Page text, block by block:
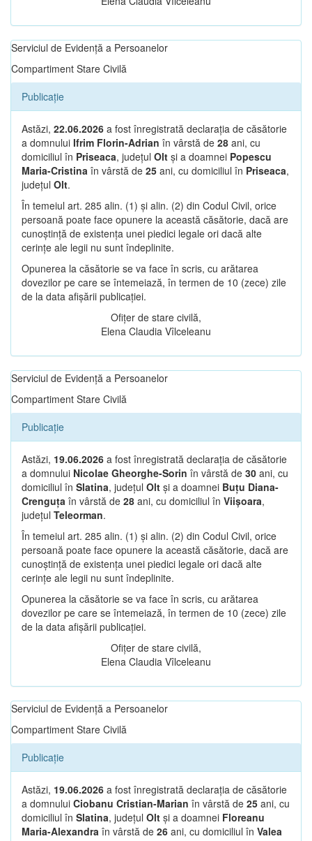
Serviciul de Evidență a Persoanelor
Compartiment Stare Civilă
Publicație
Astăzi, 22.06.2026 a fost înregistrată declarația de căsătorie
a domnului Ifrim Florin-Adrian în vârstă de 28 ani, cu
domiciliul în Priseaca, județul Olt și a doamnei Popescu
Maria-Cristina în vârstă de 25 ani, cu domiciliul în Priseaca,
județul Olt.
În temeiul art. 285 alin. (1) și alin. (2) din Codul Civil, orice
persoană poate face opunere la această căsătorie, dacă are
cunoștință de existența unei piedici legale ori dacă alte
cerințe ale legii nu sunt îndeplinite.
Opunerea la căsătorie se va face în scris, cu arătarea
dovezilor pe care se întemeiază, în termen de 10 (zece) zile
de la data afișării publicației.
Ofițer de stare civilă,
Elena Claudia Vîlceleanu
Serviciul de Evidență a Persoanelor
Compartiment Stare Civilă
Publicație
Astăzi, 19.06.2026 a fost înregistrată declarația de căsătorie
a domnului Nicolae Gheorghe-Sorin în vârstă de 30 ani, cu
domiciliul în Slatina, județul Olt și a doamnei Buțu Diana-
Crenguța în vârstă de 28 ani, cu domiciliul în Viișoara,
județul Teleorman.
În temeiul art. 285 alin. (1) și alin. (2) din Codul Civil, orice
persoană poate face opunere la această căsătorie, dacă are
cunoștință de existența unei piedici legale ori dacă alte
cerințe ale legii nu sunt îndeplinite.
Opunerea la căsătorie se va face în scris, cu arătarea
dovezilor pe care se întemeiază, în termen de 10 (zece) zile
de la data afișării publicației.
Ofițer de stare civilă,
Elena Claudia Vîlceleanu
Serviciul de Evidență a Persoanelor
Compartiment Stare Civilă
Publicație
Astăzi, 19.06.2026 a fost înregistrată declarația de căsătorie
a domnului Ciobanu Cristian-Marian în vârstă de 25 ani, cu
domiciliul în Slatina, județul Olt și a doamnei Floreanu
Maria-Alexandra în vârstă de 26 ani, cu domiciliul în Valea